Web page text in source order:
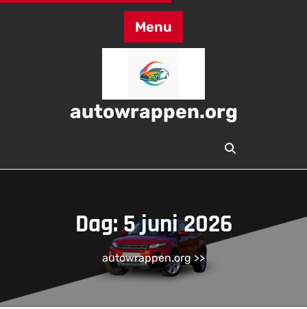
Skip
Menu
autowrappen.org
Dag:5 juni 2026
autowrappen.org>>